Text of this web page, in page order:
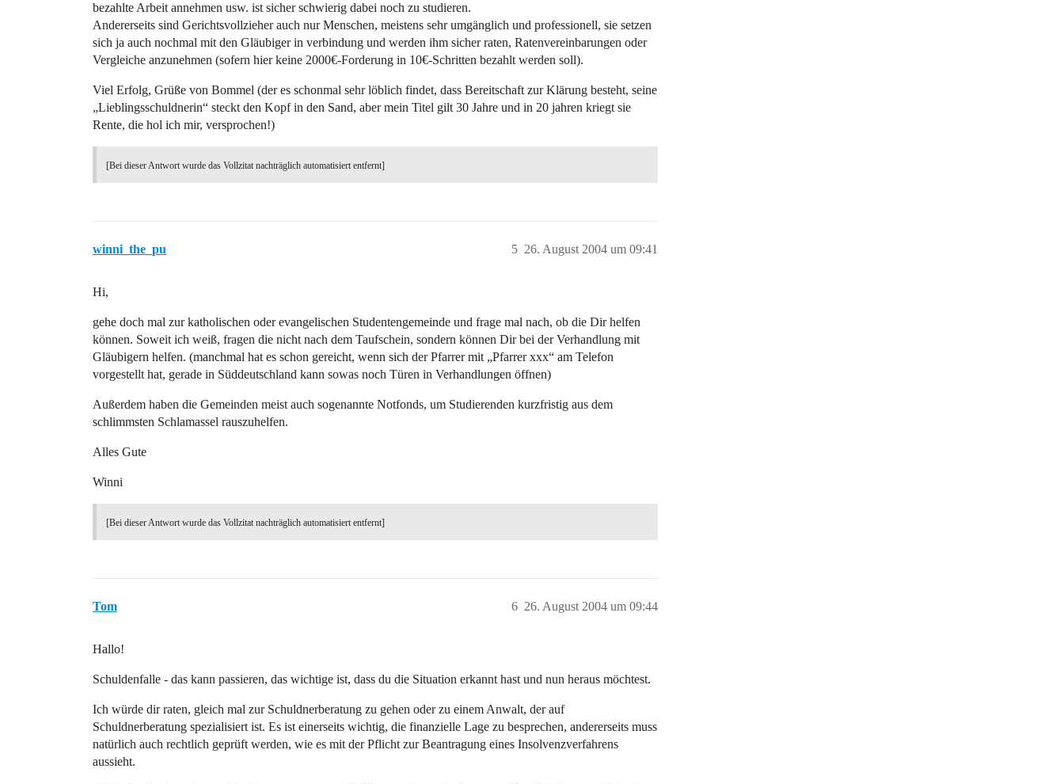
bezahlte Arbeit annehmen usw. ist sicher schwierig dabei noch zu studieren.
Andererseits sind Gerichtsvollzieher auch nur Menschen, meistens sehr umgänglich und professionell, sie setzen
sich ja auch nochmal mit den Gläubiger in verbindung und werden ihm sicher raten, Ratenvereinbarungen oder
Vergleiche anzunehmen (sofern hier keine 2000€-Forderung in 10€-Schritten bezahlt werden soll).
Viel Erfolg, Grüße von Bommel (der es schonmal sehr löblich findet, dass Bereitschaft zur Klärung besteht, seine
„Lieblingsschuldnerin“ steckt den Kopf in den Sand, aber mein Titel gilt 30 Jahre und in 20 jahren kriegt sie
Rente, die hol ich mir, versprochen!)
[Bei dieser Antwort wurde das Vollzitat nachträglich automatisiert entfernt]
winni_the_pu 26. August 2004 um 09:41
5
Hi,
gehe doch mal zur katholischen oder evangelischen Studentengemeinde und frage mal nach, ob die Dir helfen
können. Soweit ich weiß, fragen die nicht nach dem Taufschein, sondern können Dir bei der Verhandlung mit
Gläubigern helfen. (manchmal hat es schon gereicht, wenn sich der Pfarrer mit „Pfarrer xxx“ am Telefon
vorgestellt hat, gerade in Süddeutschland kann sowas noch Türen in Verhandlungen öffnen)
Außerdem haben die Gemeinden meist auch sogenannte Notfonds, um Studierenden kurzfristig aus dem
schlimmsten Schlamassel rauszuhelfen.
Alles Gute
Winni
[Bei dieser Antwort wurde das Vollzitat nachträglich automatisiert entfernt]
Tom 26. August 2004 um 09:44
6
Hallo!
Schuldenfalle - das kann passieren, das wichtige ist, dass du die Situation erkannt hast und nun heraus möchtest.
Ich würde dir raten, gleich mal zur Schuldnerberatung zu gehen oder zu einem Anwalt, der auf
Schuldnerberatung spezialisiert ist. Es ist einerseits wichtig, die finanzielle Lage zu besprechen, andererseits muss
natürlich auch rechtlich geprüft werden, wie es mit der Pflicht zur Beantragung eines Insolvenzverfahrens
aussieht.